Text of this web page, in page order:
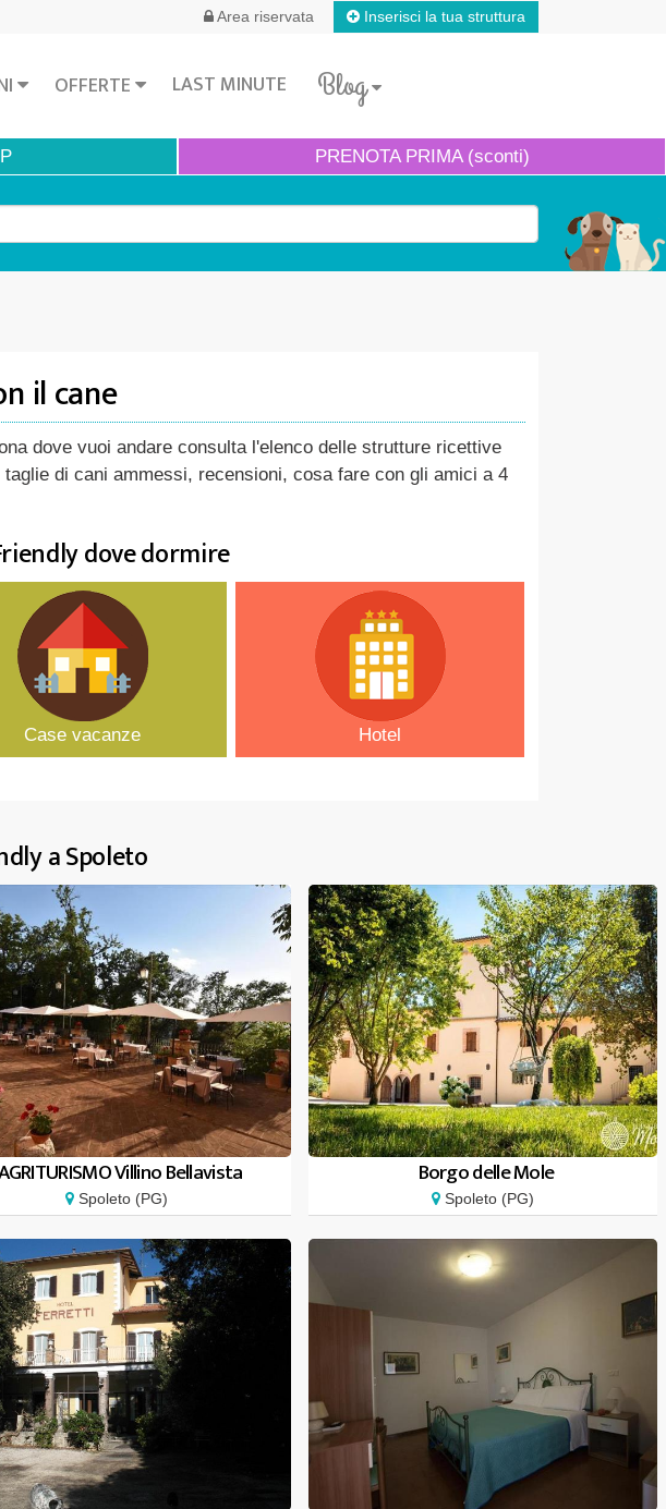
Area riservata Inserisci la tua struttura
OFFERTE LAST MINUTE Blog
PRENOTAPRIMA (sconti)
il cane
dove vuoi andare consulta l'elenco delle strutture ricettive
di cani ammessi, recensioni, cosa fare con gli amici a 4
dove dormire
Case vacanze Hotel
a Spoleto
Villino Bellavista
Spoleto (PG)
Borgo delle Mole
Spoleto (PG)